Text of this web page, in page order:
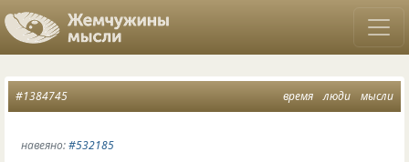
время люди мысли
#1384745
навеяно:#532185